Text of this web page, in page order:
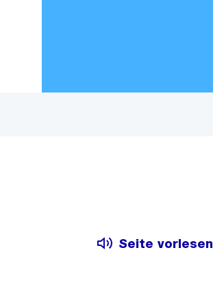
Seite vorlesen